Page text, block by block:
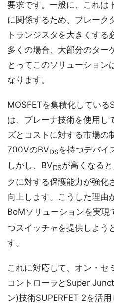
要求です。一般に、これは
に関係するため、ブレーク
トランジスタを大きくする
多くの場合、大部分のター
とってこのソリューション
なります。
MOSFETを集積化している
は、プレーナ技術を使用し
ズとコストに対する市場の
700VのBVDSを持つデバイ
しかし、BVDSが高くなる
クに対する保護能力が強化
向上します。こうした理由
BoMソリューションを実現
つスイッチャを提供しよう
す。
これに対応して、オン・セ
コントローラとSuper
ン)技術SUPERFET 2を活